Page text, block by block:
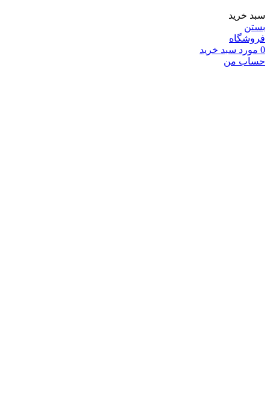
سبد خرید
بستن
فروشگاه
0 مورد سبد خرید
حساب من